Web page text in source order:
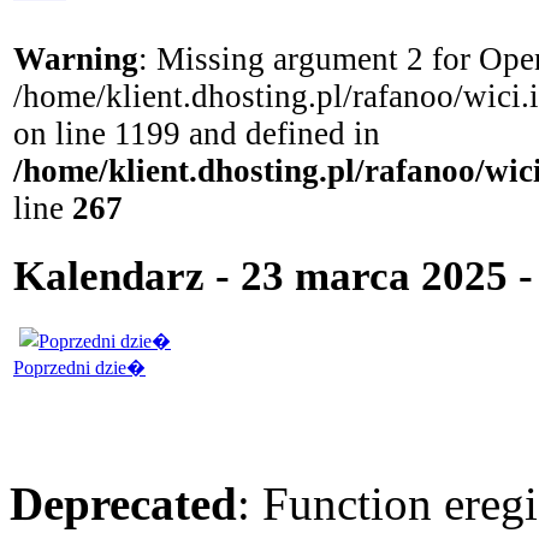
Warning: Missing argument 2 for
/home/klient.dhosting.pl/rafanoo/
on line 1199 and defined in
/home/klient.dhosting.pl/rafanoo/
line 267
Kalendarz - 23 marca 2025
Poprzedni dzie�
Deprecated: Function